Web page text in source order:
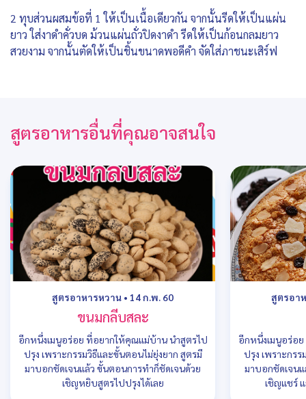
2 ทุบส่วนผสมข้อที่ 1 ให้เป็นเนื้อเดียวกัน จากนั้นรีดให้เป็นแผ่น
ยาว ใส่งาดำคั่วบด ม้วนแผ่นถั่วปิดงาดำ รีดให้เป็นก้อนกลมยาว
สวยงาม จากนั้นตัดให้เป็นชิ้นขนาดพอดีคำ จัดใส่ภาชนะเสิร์ฟ
สูตรอาหารอื่นที่คุณอาจสนใจ
สูตรอาหารหวาน • 14 ก.พ. 60
ขนมกลีบสละ
อีกหนึ่งเมนูอร่อย ที่อยากให้คุณแม่บ้าน นำสูตรไป
ปรุง เพราะกรรมวิธีและขั้นตอนไม่ยุ่งยาก สูตรมี
มาบอกชัดเจนแล้ว ขั้นตอนการทำก็ชัดเจนด้วย
เชิญหยิบสูตรไปปรุงได้เลย
สูตรอา
อีกหนึ่งเมนูอร่อ
ปรุง เพราะกร
มาบอกชัดเจน
เชิญแชร์